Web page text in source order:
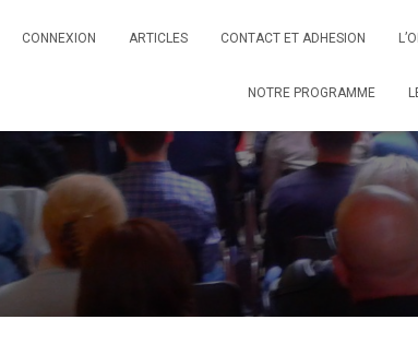
CONNEXION ARTICLES CONTACT ET ADHESION
NOTRE PROGRAMME